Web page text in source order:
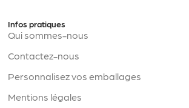
Infos pratiques
Qui sommes-nous
Contactez-nous
Personnalisez vos emballages
Mentions légales